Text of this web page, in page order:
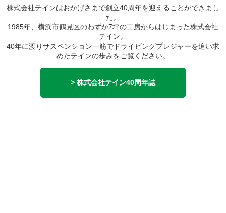
株式会社テインはおかげさまで創立40周年を迎えることができまし
た。
1985年、横浜市鶴見区のわずか7坪の工房からはじまった株式会社
テイン。
40年に渡りサスペンション一筋でドライビングプレジャーを追い求
めたテインの歩みをご覧ください。
> 株式会社テイン40周年誌